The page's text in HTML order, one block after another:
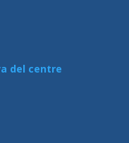
del centre